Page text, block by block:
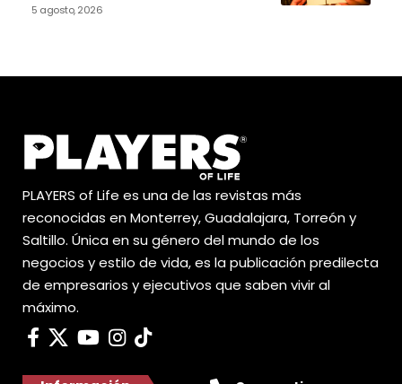
5 agosto, 2026
PLAYERS of Life es una de las revistas más
reconocidas en Monterrey, Guadalajara, Torreón y
Saltillo. Única en su género del mundo de los
negocios y estilo de vida, es la publicación predilecta
de empresarios y ejecutivos que saben vivir al
máximo.